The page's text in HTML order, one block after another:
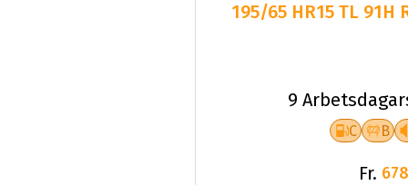
195/65 HR15 TL 91H
9
C B
Fr.